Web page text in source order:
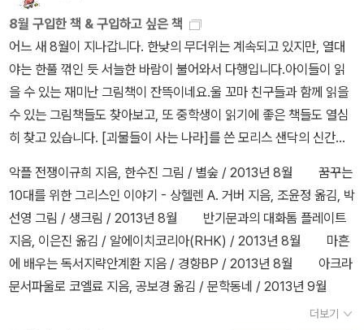
이 그닥 좋은 느낌을 주지 않는 세대가 있다. 나만 해도, 만화를 무지
하게 좋아하는데, 만화카페라는 곳에서 만화를 봤다. 밝은 조명에 넓
은 공간, 하얀색으로 칠해진 책장에 종류별로 꽂혀진 만화책들. 그 때
소파 위에 거의 드러눕듯이 앉아서 책상위에 하나 가득 만화책을 놓
아두고 커피 한잔이나 라면 한사발을 먹던 기억이 난다. 순정만화부
터 무협만화까지 안 본 만화가 거의 없지 않았나... 만화는 나에게 상
상력의 보고였는데 말이다. 그 때 허영만을 알았고 박봉성을 알았고
이현세를 알았고 이두호를 알았다. 강경옥을 알았고 김혜린을 알았고
신일숙을 알았다. 기타 등등의 수많은 만화가들이 있었지. 김동화나
한승원도 있었고.... 더 나이가 들어서는 일본만화에 심취했었지. 하긴
지금도 만화책은 가끔씩 사다본다. 암튼, 개인적으로 만화책이 아이
들에게 나쁜 영향을 준다고 보지는 않는다. 글자를 너무 안 읽으려 한
다면 모를까 만화는 만화 나름대로의 순작용이 있는 게 아닐까. 오히
려 만화라서가 아니라, 학습만화를 빙자해 나온 허접한 내용의 책들
8월 구입한 책 & 구입하고 싶은 책
어느 새 8월이 지나갑니다. 한낮의 무더위는 계속되고 있지만, 열대
야는 한풀 꺾인 듯 서늘한 바람이 불어와서 다행입니다.아이들이 읽
을 수 있는 재미난 그림책이 잔뜩이네요.울 꼬마 친구들과 함께 읽을
수 있는 그림책들도 찾아보고, 또 중학생이 읽기에 좋은 책들도 열심
히 찾고 있습니다. [괴물들이 사는 나라]를 쓴 모리스 샌닥의 신간이
요. 범블아디의 생일 파티모리스 샌닥 글.그림, 조동섭 옮김 / 시공주
니어 / 2013년 4월 세계와 만나는 그림책무라타 히로코 글, 테즈
카 아케미 그림, 강인 옮김, 츠지하라 야스오 감수 / 사계절출판사 / 2
013년 8월 폴란드에서 보물찾기달콤팩토리 글, 강경효 그림 / 아
이세움 / 2013년 8월 페루에서 보물찾기달콤팩토리 글, 강경효
그림 / 아이세움 / 2013년 5월 스무고개 탐정과 마술사허교범
지음, 고상미 그림 / 비룡소 / 2013년 7월 어떡하지?앤서니 브
악플 전쟁이규희 지음, 한수진 그림 / 별숲 / 2013년 8월 꿈꾸는
10대를 위한 그리스인 이야기 - 상헬렌 A. 거버 지음, 조윤정 옮김, 박
선영 그림 / 생크림 / 2013년 8월 반기문과의 대화톰 플레이트
지음, 이은진 옮김 / 알에이치코리아(RHK) / 2013년 8월 마흔
에 배우는 독서지략안계환 지음 / 경향BP / 2013년 8월 아크라
문서파울로 코엘료 지음, 공보경 옮김 / 문학동네 / 2013년 9월
더보기